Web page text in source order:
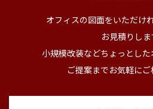
オフィスの図面をいただけ
お見積りしま
小規模改装などちょっとし
ご提案までお気軽にご